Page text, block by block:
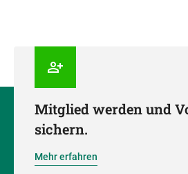
Mitglied werden und
sichern.
Mehr erfahren